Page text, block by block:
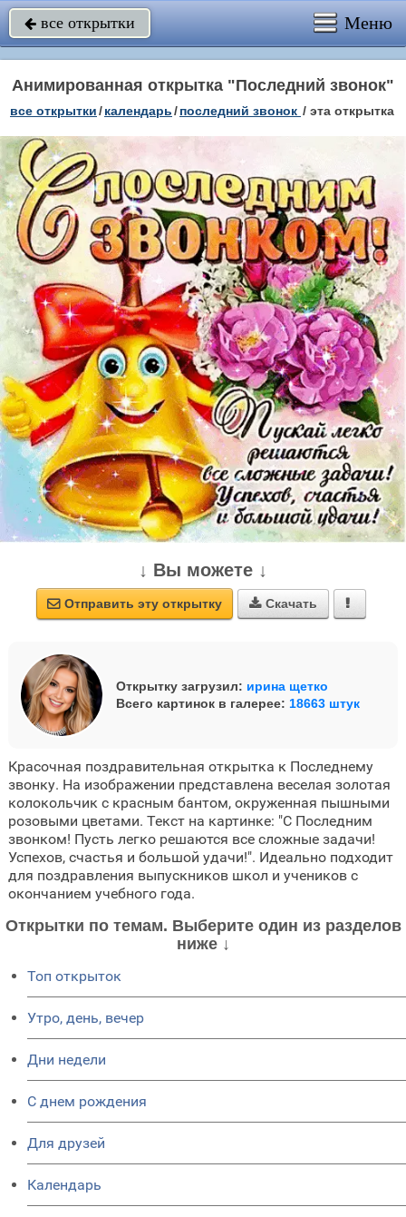
 все открытки Меню
Анимированная открытка "Последний звонок"
все открытки/календарь/последний звонок / эта открытка
↓ Вы можете ↓
 Отправить эту открытку  Скачать 
Открытку загрузил: ирина щетко
Всего картинок в галерее: 18663 штук
Красочная поздравительная открытка к Последнему
звонку. На изображении представлена веселая золотая
колокольчик с красным бантом, окруженная пышными
розовыми цветами. Текст на картинке: "С Последним
звонком! Пусть легко решаются все сложные задачи!
Успехов, счастья и большой удачи!". Идеально подходит
для поздравления выпускников школ и учеников с
окончанием учебного года.
Открытки по темам. Выберите один из разделов
ниже ↓
Топ открыток
Утро, день, вечер
Дни недели
C днем рождения
Для друзей
Календарь